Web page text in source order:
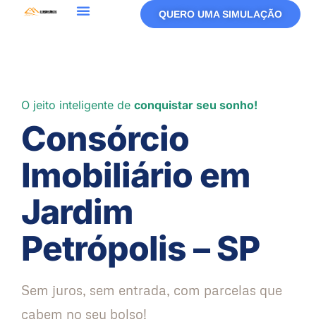
QUERO UMA SIMULAÇÃO
O jeito inteligente de conquistar seu sonho!
Consórcio
Imobiliário em
Jardim
Petrópolis – SP
Sem juros, sem entrada, com parcelas que
cabem no seu bolso!